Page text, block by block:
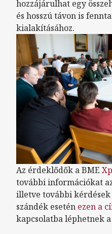
hozzájárulhat egy
és hosszú távon is
kialakításához.
Az érdeklődők a BME
további információkat
illetve további
szándék esetén ezen a
kapcsolatba léphetnek